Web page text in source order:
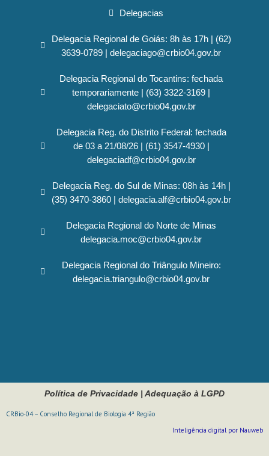
Delegacias
Delegacia Regional de Goiás: 8h às 17h | (62)
3639-0789 | delegaciago@crbio04.gov.br
Delegacia Regional do Tocantins: fechada
temporariamente | (63) 3322-3169 |
delegaciato@crbio04.gov.br
Delegacia Reg. do Distrito Federal: fechada
de 03 a 21/08/26 | (61) 3547-4930 |
delegaciadf@crbio04.gov.br
Delegacia Reg. do Sul de Minas: 08h às 14h |
(35) 3470-3860 | delegacia.alf@crbio04.gov.br
Delegacia Regional do Norte de Minas
delegacia.moc@crbio04.gov.br
Delegacia Regional do Triângulo Mineiro:
delegacia.triangulo@crbio04.gov.br
Política de Privacidade Adequação à LGPD
CRBio-04 – Conselho Regional de Biologia 4ª Região
Inteligência digital por Nauweb